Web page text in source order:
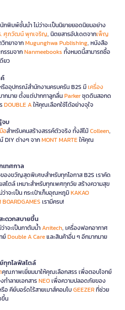
กพิมพ์ชั้นนำ ไม่ว่าจะเป็นนิยายยอดนิยมอย่าง
ศุภวัฒน์ พุกเจริญ, นิตยสารอัปเดตจากเพ็ญ
ทยาจากMugunghwa Publishing, หนังสือ
รรมจากNanmeebooks ทั้งหมดนี้สามารถซื้อ
ยว
ออุปกรณ์สำนักงานครบครัน B2S มีเครื่อง
ากมาย ตั้งแต่ปากกาลูกลื่นParkerชุดดินสอกด
DOUBLE Aให้คุณเลือกใช้ได้อย่างจุใจ
จบ
อสำหรับคนสร้างสรรค์ตัวจริง ทั้งสีไม้Colleen,
DIY ต่างๆ จากMONT MARTEให้คุณ
ทศกาล
องขวัญสุดพิเศษสำหรับทุกโอกาส B2S เราคัด
สไตล์ เหมาะสำหรับทุกเพศทุกวัย สร้างความสุข
จะเป็น กระเป๋าเก็บอุณหภูมิKAKAO
BOARDGAMES เรามีครบ!
ะดวกสบายขึ้น
าจะเป็นกาต้มน้ำAnitech, เครื่องฟอกอากาศ
ย์Double A Careและสินค้าอื่น ๆ อีกมากมาย
ทุกไลฟ์สไตล์
คุณภาพเยี่ยมมาให้คุณเลือกสรร เพื่อตอบโจทย์
ทำลายเอกสารNEOเพื่อความปลอดภัยของ
อ คีย์บอร์ดไร้สายเมาส์คอมโบGEEZERที่ช่วย
ขึ้น